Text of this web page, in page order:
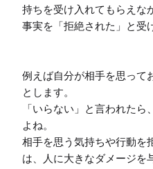
持ちを受け入れてもらえな
事実を「拒絶された」と受
例えば自分が相手を思って
とします。
「いらない」と言われた
よね。
相手を思う気持ちや行動を
は、人に大きなダメージを